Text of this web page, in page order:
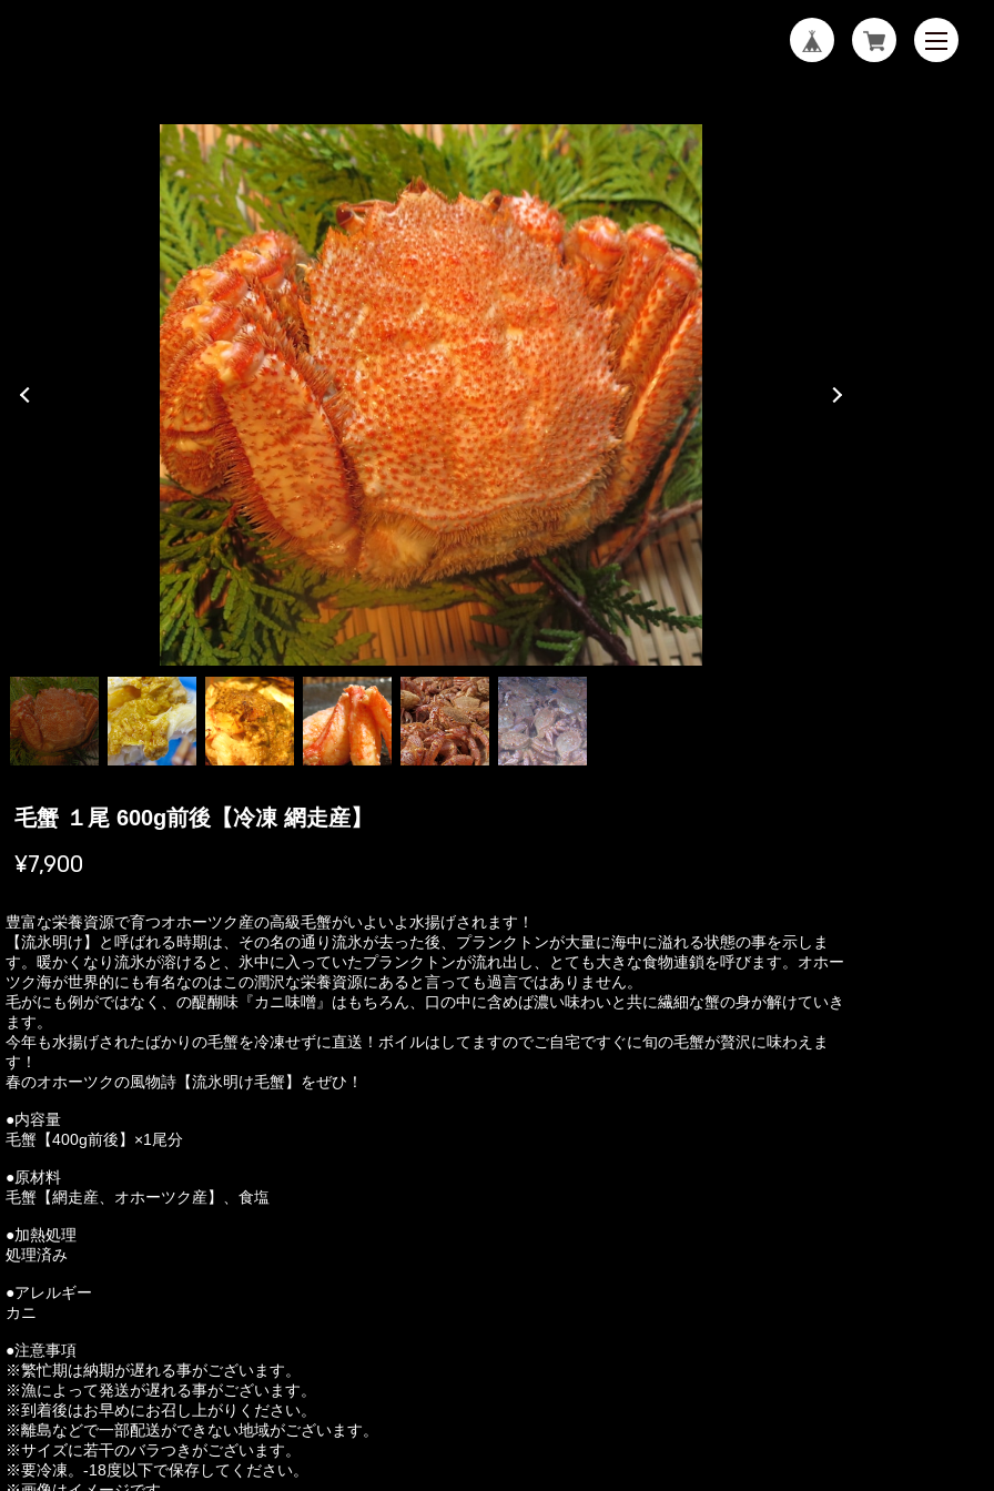
毛蟹 １尾 600g前後【冷凍 網走産】
¥7,900
豊富な栄養資源で育つオホーツク産の高級毛蟹がいよいよ水揚げされます！
【流氷明け】と呼ばれる時期は、その名の通り流氷が去った後、プランクトンが大量に海中に溢れる状態の事を示しま
す。暖かくなり流氷が溶けると、氷中に入っていたプランクトンが流れ出し、とても大きな食物連鎖を呼びます。オホー
ツク海が世界的にも有名なのはこの潤沢な栄養資源にあると言っても過言ではありません。
毛がにも例がではなく、の醍醐味『カニ味噌』はもちろん、口の中に含めば濃い味わいと共に繊細な蟹の身が解けていき
ます。
今年も水揚げされたばかりの毛蟹を冷凍せずに直送！ボイルはしてますのでご自宅ですぐに旬の毛蟹が贅沢に味わえま
す！
春のオホーツクの風物詩【流氷明け毛蟹】をぜひ！
●内容量
毛蟹【400g前後】×1尾分
●原材料
毛蟹【網走産、オホーツク産】、食塩
●加熱処理
処理済み
●アレルギー
カニ
●注意事項
※繁忙期は納期が遅れる事がございます。
※漁によって発送が遅れる事がございます。
※到着後はお早めにお召し上がりください。
※離島などで一部配送ができない地域がございます。
※サイズに若干のバラつきがございます。
※要冷凍。-18度以下で保存してください。